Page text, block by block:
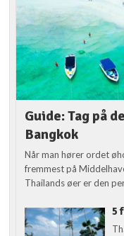
Guide: Tag på
Bangkok
Når man hører ordet
fremmest på
Thailands øer er den
5